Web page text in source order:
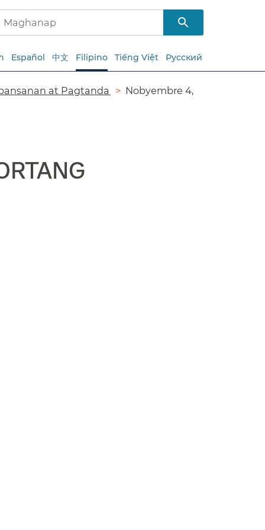
Español 中文 Filipino Tiếng Việt Русский
at Pagtanda​​
Nobyembre 4,